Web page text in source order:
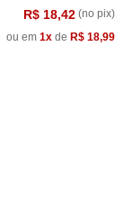
R$ 18,42 (no pix)
ou em 1x de R$ 18,99